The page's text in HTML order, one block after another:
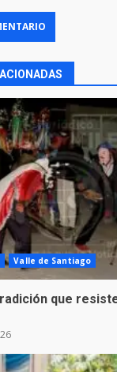
Valle de Santiago
que